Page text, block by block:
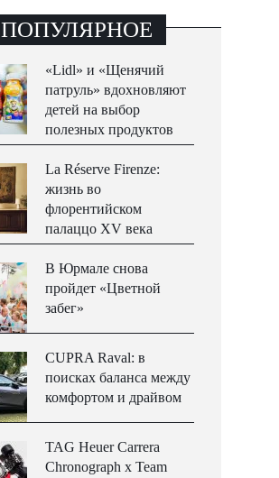
ПОПУЛЯРНОЕ
«Lidl» и «Щенячий
патруль» вдохновляют
детей на выбор
полезных продуктов
La Réserve Firenze:
жизнь во
флорентийском
палаццо XV века
В Юрмале снова
пройдет «Цветной
забег»
CUPRA Raval: в
поисках баланса между
комфортом и драйвом
TAG Heuer Carrera
Chronograph x Team